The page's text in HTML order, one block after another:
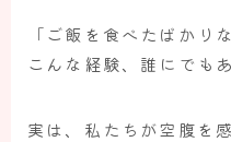
「ご飯を食べたばかり
こんな経験、誰にでも
実は、私たちが空腹を